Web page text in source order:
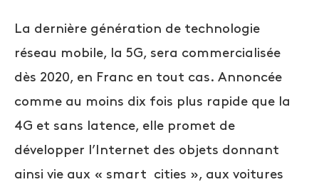
La dernière génération de technologie
réseau mobile, la 5G, sera commercialisée
dès 2020, en Franc en tout cas. Annoncée
comme au moins dix fois plus rapide que la
4G et sans latence, elle promet de
développer l’Internet des objets donnant
ainsi vie aux « smart cities », aux voitures